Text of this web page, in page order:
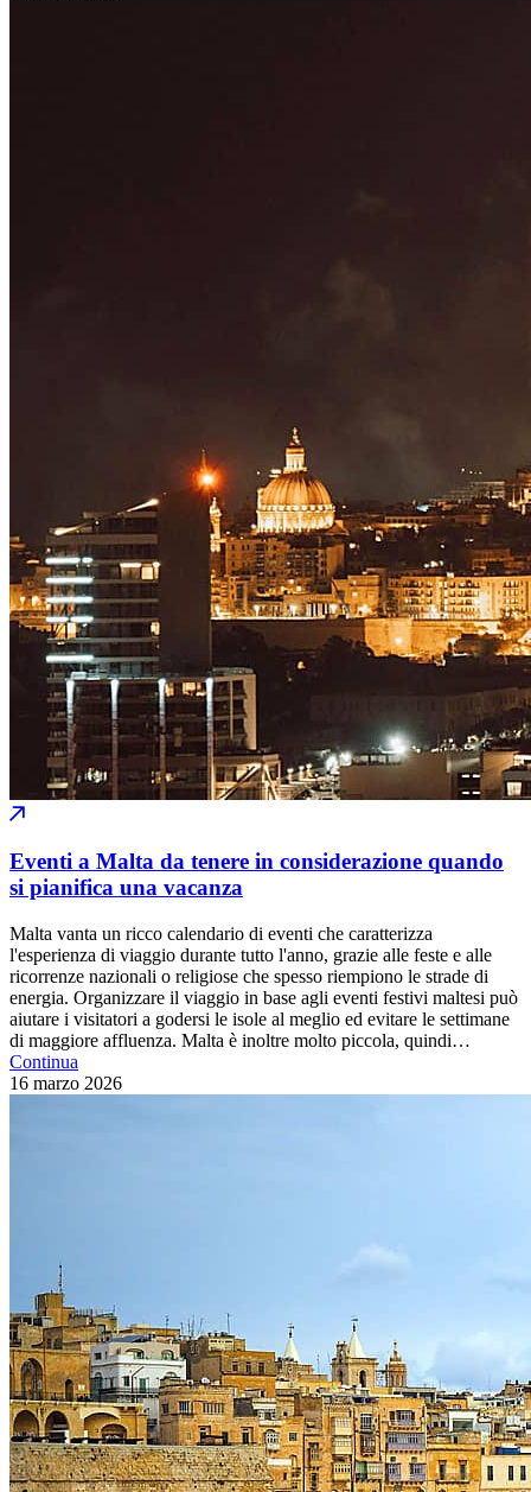
Eventi a Malta da tenere in considerazione quando
si pianifica una vacanza
Malta vanta un ricco calendario di eventi che caratterizza
l'esperienza di viaggio durante tutto l'anno, grazie alle feste e alle
ricorrenze nazionali o religiose che spesso riempiono le strade di
energia. Organizzare il viaggio in base agli eventi festivi maltesi può
aiutare i visitatori a godersi le isole al meglio ed evitare le settimane
di maggiore affluenza. Malta è inoltre molto piccola, quindi…
Continua
16 marzo 2026